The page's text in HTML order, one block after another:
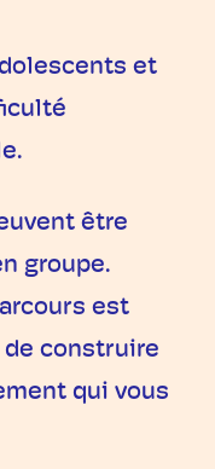
et
être
groupe.
est
de construire
qui vous